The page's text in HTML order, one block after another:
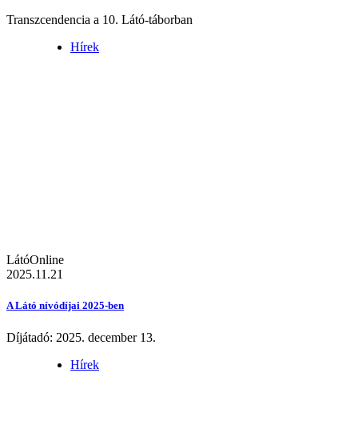
Transzcendencia a 10. Látó-táborban
Hírek
LátóOnline
2025.11.21
A Látó nívódíjai 2025-ben
Díjátadó: 2025. december 13.
Hírek